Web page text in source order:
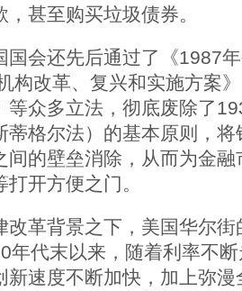
甚至购买垃圾债券。
会还先后通过了《1987年
构改革、复兴和实施方案
等众多立法，彻底废除了
蒂格尔法）的基本原则，
间的壁垒消除，从而为金
开方便之门。
革背景之下，美国华尔街
年代末以来，随着利率不
新速度不断加快，加上弥